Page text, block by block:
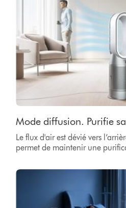
Mode diffusion. Purifie
Le flux d'air est dévié vers
permet de maintenir une